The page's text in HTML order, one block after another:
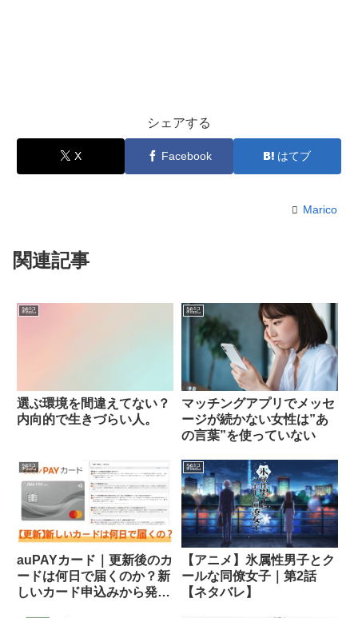
シェアする
X Facebook はてブ
Marico
関連記事
雑記
選ぶ環境を間違えてない？
内向的で生きづらい人。
雑記
マッチングアプリでメッセ
ージが続かない女性は”あ
の言葉”を使っていない
雑記
auPAYカード｜更新後のカ
ードは何日で届くのか？新
しいカード申込みから発
雑記
【アニメ】氷属性男子とク
ールな同僚女子｜第2話
【ネタバレ】